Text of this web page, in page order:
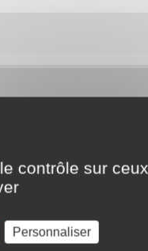
contrôle sur
Personnaliser